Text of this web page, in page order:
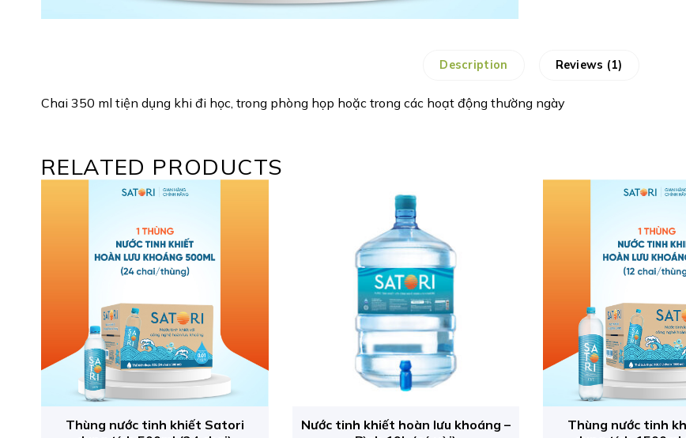
Description Reviews (1)
Chai 350 ml tiện dụng khi đi học, trong phòng họp hoặc trong các hoạt động thường ngày
RELATED PRODUCTS
Thùng nước tinh
Nước tinh khiết hoàn lưu khoáng –
Thùng nước tinh khiết Satori